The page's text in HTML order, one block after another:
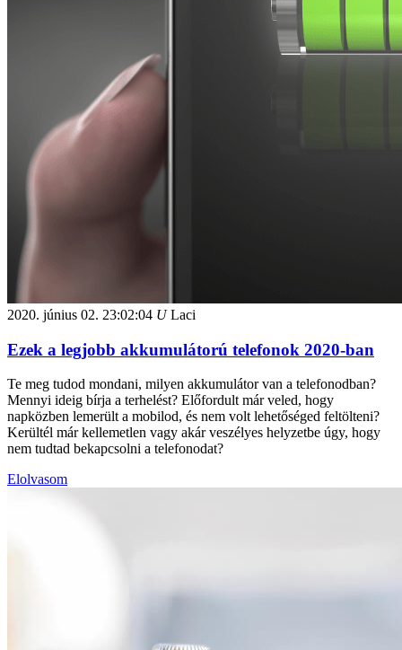
2020. június 02. 23:02:04 ULaci
Ezek a legjobb akkumulátorú telefonok 2020-ban
Te meg tudod mondani, milyen akkumulátor van a telefonodban?
Mennyi ideig bírja a terhelést? Előfordult már veled, hogy
napközben lemerült a mobilod, és nem volt lehetőséged feltölteni?
Kerültél már kellemetlen vagy akár veszélyes helyzetbe úgy, hogy
nem tudtad bekapcsolni a telefonodat?
Elolvasom